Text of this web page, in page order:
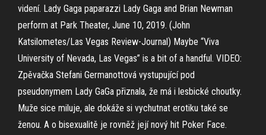
videní. Lady Gaga paparazzi Lady Gaga and Brian Newman
perform at Park Theater, June 10, 2019. (John
Katsilometes/Las Vegas Review-Journal) Maybe “Viva
University of Nevada, Las Vegas” is a bit of a handful. VIDEO:
Zpěvačka Stefani Germanottová vystupující pod
pseudonymem Lady GaGa přiznala, že má i lesbické choutky.
Muže sice miluje, ale dokáže si vychutnat erotiku také se
ženou. A o bisexualitě je rovněž její nový hit Poker Face.